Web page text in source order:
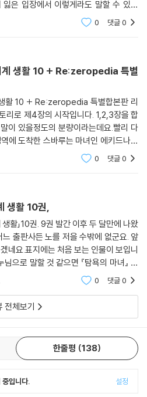
은 입장에서 이렇게라도 말할 수 있는
러나 이 루프는 쉽게 해결될것 같지 않
0 댓글0
계 생활 10 + Re:zeropedia 특별
활 10 + Re:zeropedia 특별합본판 리
리로 제4장의 시작입니다. 1,2,3장을 합
이 있을정도의 분량이라는데요.빨리 다
에 도착한 스바루는 마녀인 에키드나와
니다. 그후 결계에 같혀서 나오지 못하
0 댓글0
생활 10권,
활」10권. 9권 발간 이후 두 달만에 나왔
출판사든 노를 저을 수밖에 없군요. 앞
네요.표지에는 처음 보는 인물이 보입니
으로 말할 것 같으면 『탐욕의 마녀』 에
는 에밀리아보다 에키드나 누님이 조금
0 댓글0
전체보기
한줄평 138
입니다. 설정